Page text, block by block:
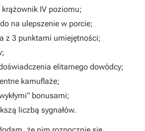
IV poziomu;
na ulepszenie w porcie;
z 3 punktami umiejętności;
elitarnego dowódcy;
kamuflaże;
bonusami;
liczbą sygnałów.